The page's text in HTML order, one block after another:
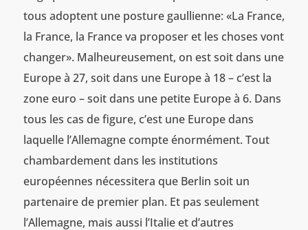
tous adoptent une posture gaullienne: «La France,
la France, la France va proposer et les choses vont
changer». Malheureusement, on est soit dans une
Europe à 27, soit dans une Europe à 18 – c’est la
zone euro – soit dans une petite Europe à 6. Dans
tous les cas de figure, c’est une Europe dans
laquelle l’Allemagne compte énormément. Tout
chambardement dans les institutions
européennes nécessitera que Berlin soit un
partenaire de premier plan. Et pas seulement
l’Allemagne, mais aussi l’Italie et d’autres